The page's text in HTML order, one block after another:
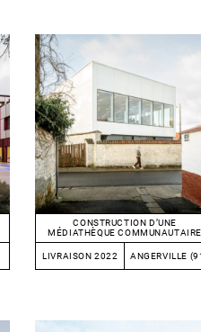
CONSTRUCTION D’UNE
MÉDIATHÈQUE
LIVRAISON 2022 ANGERVILLE